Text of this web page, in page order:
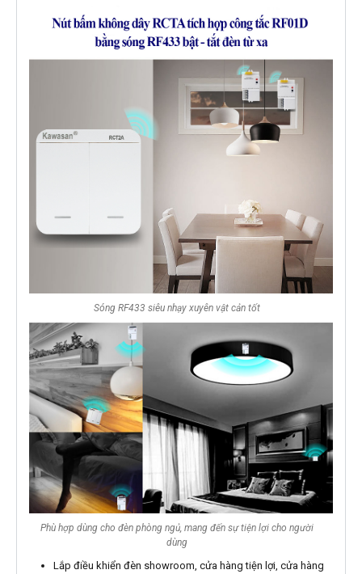
Sóng RF433 siêu nhạy xuyên vật cản tốt
Phù hợp dùng cho đèn phòng ngủ, mang đến sự tiện lợi cho người
dùng
Lắp điều khiển đèn showroom, cửa hàng tiện lợi, cửa hàng